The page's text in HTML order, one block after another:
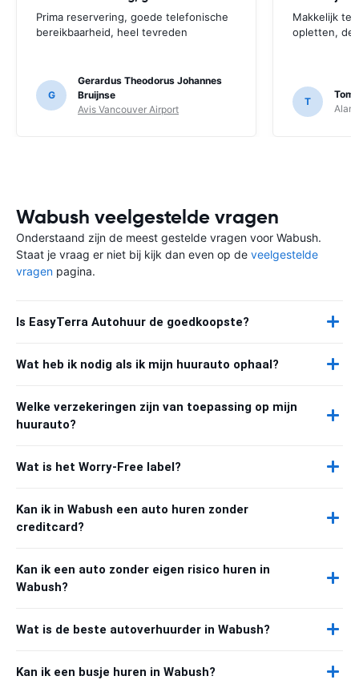
Prima reservering, goede telefonische
bereikbaarheid, heel tevreden
G
Gerardus Theodorus Johannes
Bruijnse
Avis Vancouver Airport
Makkelijk te
opletten, de
T
Tom
Wabush veelgestelde vragen
Onderstaand zijn de meest gestelde vragen voor Wabush.
Staat je vraag er niet bij kijk dan even op de veelgestelde
vragen pagina.
Is EasyTerra Autohuur de goedkoopste?
Wat heb ik nodig als ik mijn huurauto ophaal?
Welke verzekeringen zijn van toepassing op mijn
huurauto?
Wat is het Worry-Free label?
Kan ik in Wabush een auto huren zonder
creditcard?
Kan ik een auto zonder eigen risico huren in
Wabush?
Wat is de beste autoverhuurder in Wabush?
Kan ik een busje huren in Wabush?